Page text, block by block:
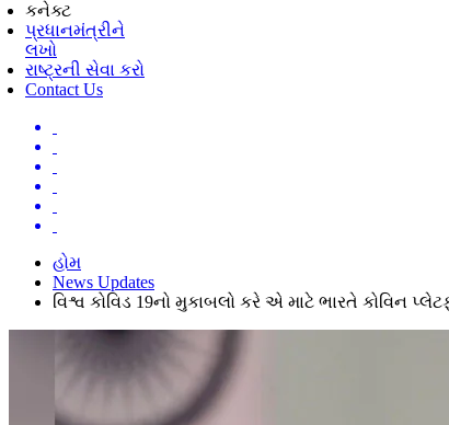
કનેક્ટ
પ્રધાનમંત્રીને
લખો
રાષ્ટ્રની સેવા કરો
Contact Us
હોમ
News Updates
વિશ્વ કોવિડ 19નો મુકાબલો કરે એ માટે ભારતે કોવિન